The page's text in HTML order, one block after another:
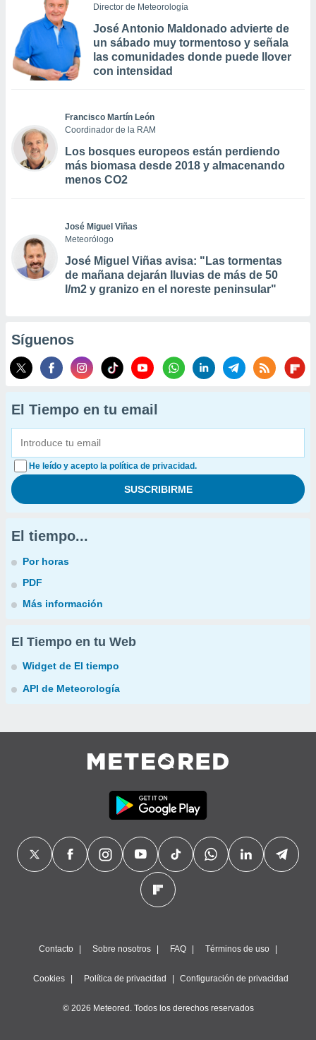
Director de Meteorología
José Antonio Maldonado advierte de
un sábado muy tormentoso y señala
las comunidades donde puede llover
con intensidad
Francisco Martín León
Coordinador de la RAM
Los bosques europeos están perdiendo
más biomasa desde 2018 y almacenando
menos CO2
José Miguel Viñas
Meteorólogo
José Miguel Viñas avisa: "Las tormentas
de mañana dejarán lluvias de más de 50
l/m2 y granizo en el noreste peninsular"
Síguenos
El Tiempo en tu email
He leído y acepto la política de privacidad.
El tiempo...
Por horas
PDF
Más información
El Tiempo en tu Web
Widget de El tiempo
API de Meteorología
Contacto Sobre nosotros FAQ Términos de uso
Cookies Política de privacidad Configuración de privacidad
© 2026 Meteored. Todos los derechos reservados